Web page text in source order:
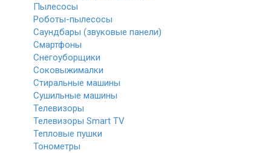
Пылесосы
Роботы-пылесосы
Саундбары (звуковые панели)
Смартфоны
Снегоуборщики
Соковыжималки
Стиральные машины
Сушильные машины
Телевизоры
Телевизоры Smart TV
Тепловые пушки
Тонометры